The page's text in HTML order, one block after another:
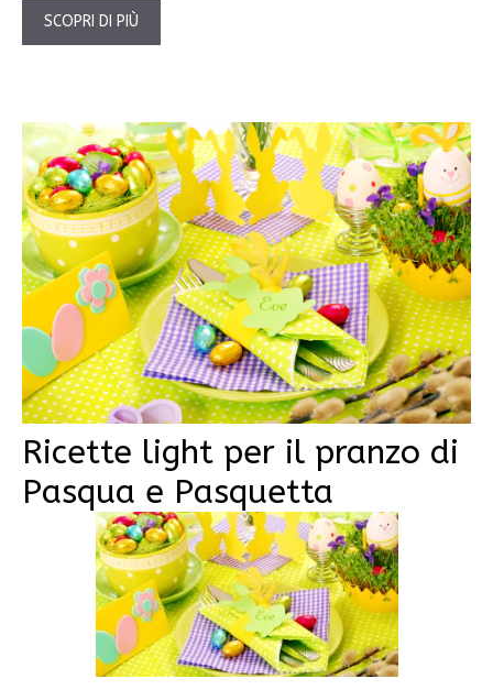
SCOPRI DI PIÙ
Ricette light per il pranzo di
Pasqua e Pasquetta